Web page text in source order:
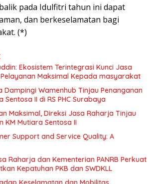
pada Idulfitri tahun ini dapat
dan berkeselamatan bagi
(*)
Ekosistem Terintegrasi Kunci Jasa
Maksimal Kepada masyarakat
Dampingi Wamenhub Tinjau Penanganan
Sentosa II di RS PHC Surabaya
Maksimal, Direksi Jasa Raharja Tinjau
KM Mutiara Sentosa II
Support and Service Quality: A
Raharja dan Kementerian PANRB Perkuat
Kepatuhan PKB dan SWDKLL